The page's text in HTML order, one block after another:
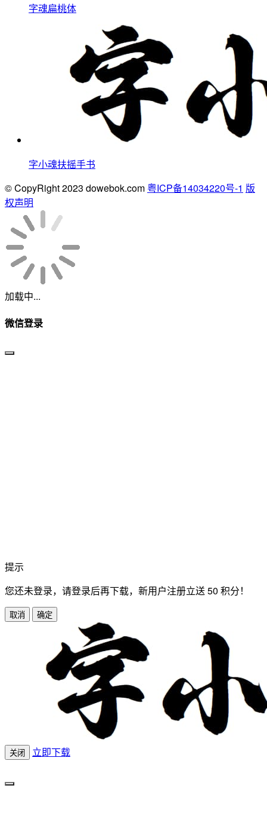
字魂扁桃体
字小魂扶摇手书
© CopyRight 2023 dowebok.com 粤ICP备14034220号-1 版
权声明
加载中...
微信登录
提示
您还未登录，请登录后再下载，新用户注册立送 50 积分！
取消 确定
关闭 立即下载